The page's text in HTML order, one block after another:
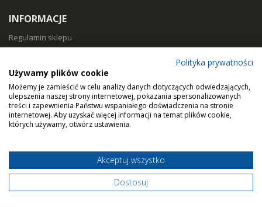
INFORMACJE
Regulamin sklepu
Koszty i czas dostawy
Zwroty i reklamacje
Klasy filtracji
Dobierz filtry
© Home Air Solutions sp. z o.o. - filtryaero.pl.Filtry do rekuperacji.
Wszystkie prawa zastrzeżone.
Polityka prywatności
Używamy plików cookie
Możemy je zamieścić w celu analizy danych dotyczących odwiedzających,
ulepszenia naszej strony internetowej, pokazania spersonalizowanych
treści i zapewnienia Państwu wspaniałego doświadczenia na stronie
internetowej. Aby uzyskać więcej informacji na temat plików cookie,
których używamy, otwórz ustawienia.
Akceptuj wszystko
Dostosuj